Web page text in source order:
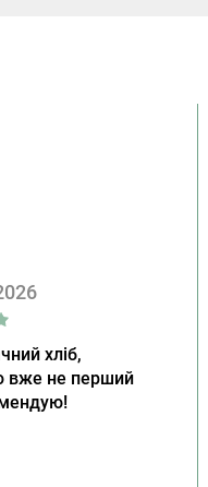
хліб,
вже не перший